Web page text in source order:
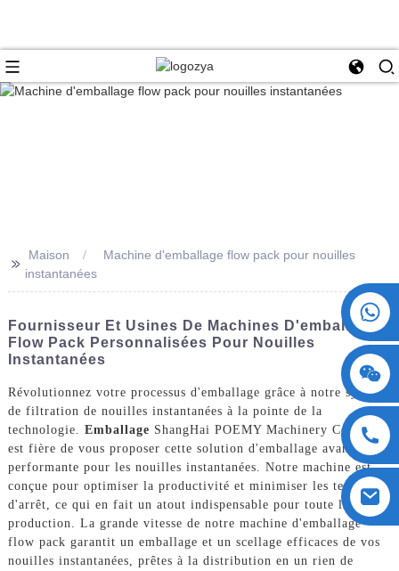
>>
Maison
Machine d'emballage flow pack pour nouilles
instantanées
Fournisseur Et Usines De Machines D'emballage
Flow Pack Personnalisées Pour Nouilles
Instantanées
Révolutionnez votre processus d'emballage grâce à notre système
de filtration de nouilles instantanées à la pointe de la
technologie. Emballage ShangHai POEMY Machinery Co., Ltd.
est fière de vous proposer cette solution d'emballage avancée et
performante pour les nouilles instantanées. Notre machine est
conçue pour optimiser la productivité et minimiser les temps
d'arrêt, ce qui en fait un atout indispensable pour toute ligne de
production. La grande vitesse de notre machine d'emballage
flow pack garantit un emballage et un scellage efficaces de vos
nouilles instantanées, prêtes à la distribution en un rien de